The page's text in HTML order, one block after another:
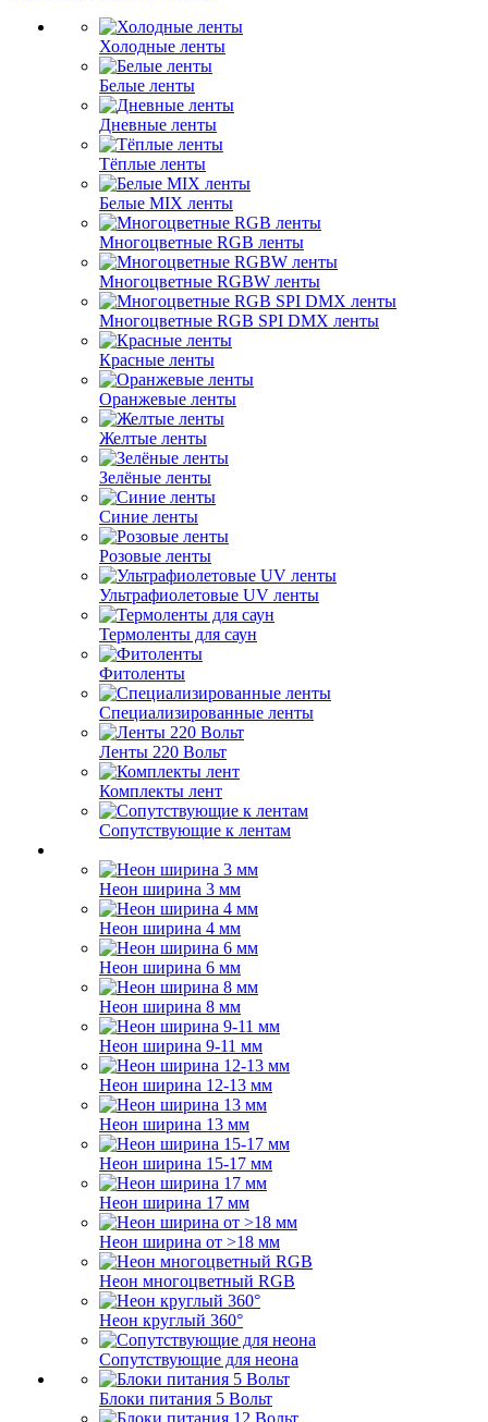
Холодные ленты
Белые ленты
Дневные ленты
Тёплые ленты
Белые MIX ленты
Многоцветные RGB ленты
Многоцветные RGBW ленты
Многоцветные RGB SPI DMX ленты
Красные ленты
Оранжевые ленты
Желтые ленты
Зелёные ленты
Синие ленты
Розовые ленты
Ультрафиолетовые UV ленты
Термоленты для саун
Фитоленты
Специализированные ленты
Ленты 220 Вольт
Комплекты лент
Сопутствующие к лентам
Неон ширина 3 мм
Неон ширина 4 мм
Неон ширина 6 мм
Неон ширина 8 мм
Неон ширина 9-11 мм
Неон ширина 12-13 мм
Неон ширина 13 мм
Неон ширина 15-17 мм
Неон ширина 17 мм
Неон ширина от >18 мм
Неон многоцветный RGB
Неон круглый 360°
Сопутствующие для неона
Блоки питания 5 Вольт